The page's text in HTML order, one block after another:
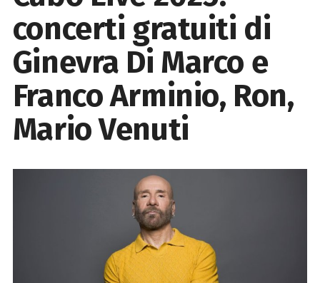
concerti gratuiti di
Ginevra Di Marco e
Franco Arminio, Ron,
Mario Venuti